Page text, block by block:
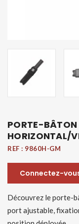
PORTE-BÂTON
HORIZONTAL/
REF : 9860H-GM
Connectez-
Découvrez le porte-
port ajustable,